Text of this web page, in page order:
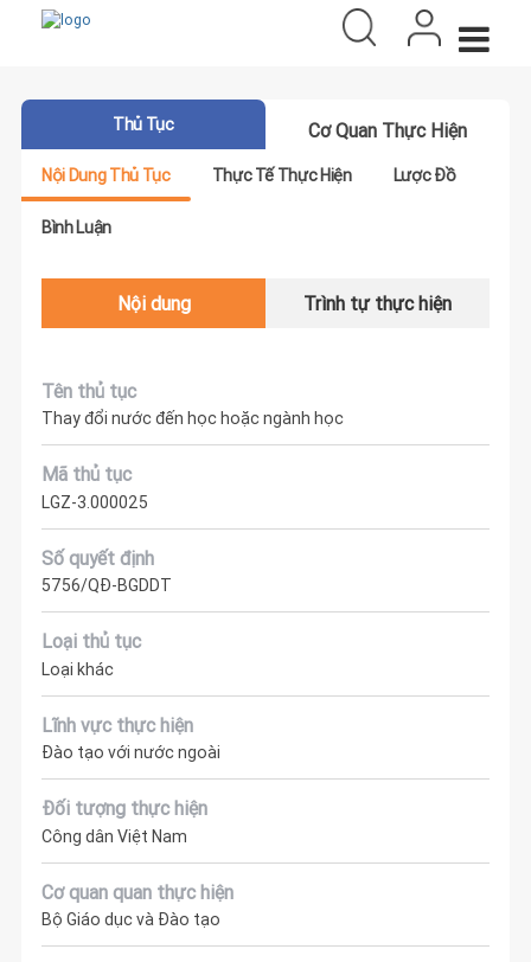
Thủ Tục Cơ Quan Thực Hiện
Nội Dung Thủ Tục Thực Tế Thực Hiện Lược Đồ
Bình Luận
Nội dung Trình tự thực hiện
Tên thủ tục
Thay đổi nước đến học hoặc ngành học
Mã thủ tục
LGZ-3.000025
Số quyết định
5756/QĐ-BGDDT
Loại thủ tục
Loại khác
Lĩnh vực thực hiện
Đào tạo với nước ngoài
Đối tượng thực hiện
Công dân Việt Nam
Cơ quan quan thực hiện
Bộ Giáo dục và Đào tạo